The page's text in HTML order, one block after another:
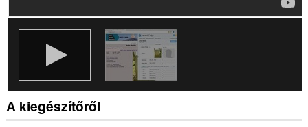
A kiegészítőről